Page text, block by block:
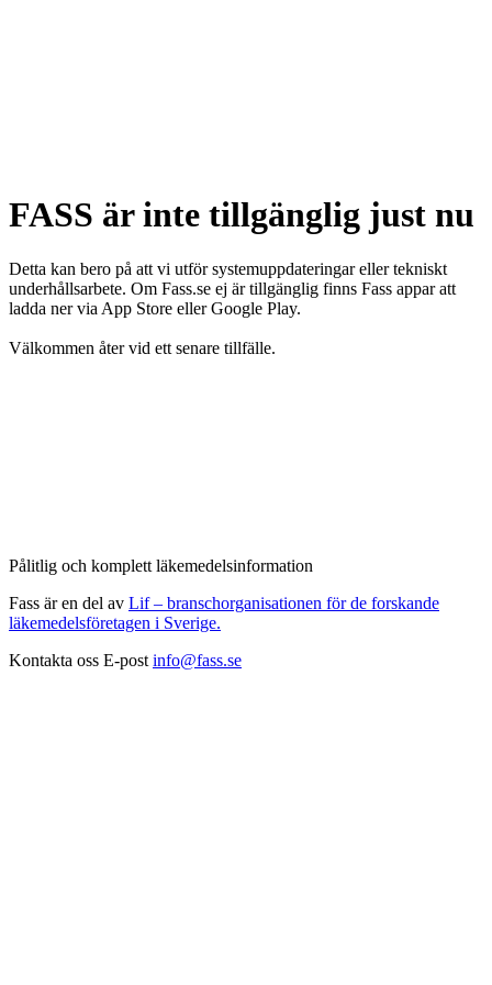
FASS är inte tillgänglig just nu
Detta kan bero på att vi utför systemuppdateringar eller tekniskt
underhållsarbete. Om Fass.se ej är tillgänglig finns Fass appar att
ladda ner via App Store eller Google Play.
Välkommen åter vid ett senare tillfälle.
Pålitlig och komplett läkemedelsinformation
Fass är en del av Lif – branschorganisationen för de forskande
läkemedelsföretagen i Sverige.
Kontakta oss E-post info@fass.se